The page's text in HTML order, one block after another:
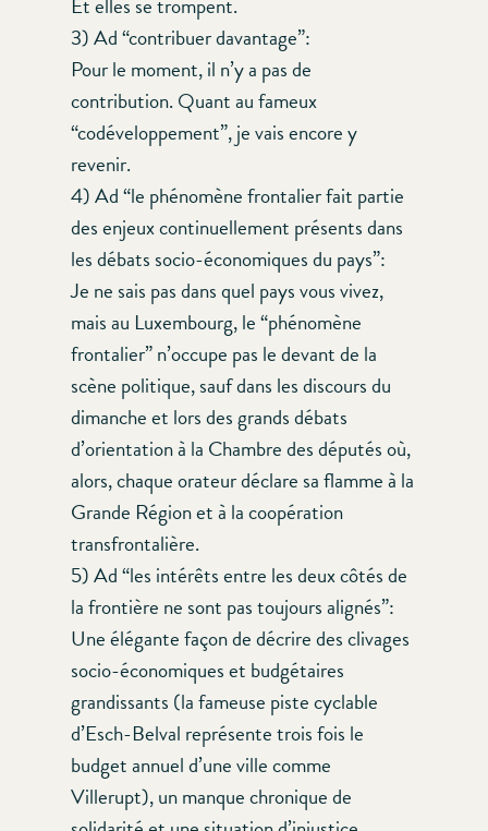
Et elles se trompent.
3) Ad “contribuer davantage”:
Pour le moment, il n’y a pas de
contribution. Quant au fameux
“codéveloppement”, je vais encore y
revenir.
4) Ad “le phénomène frontalier fait partie
des enjeux continuellement présents dans
les débats socio-économiques du pays”:
Je ne sais pas dans quel pays vous vivez,
mais au Luxembourg, le “phénomène
frontalier” n’occupe pas le devant de la
scène politique, sauf dans les discours du
dimanche et lors des grands débats
d’orientation à la Chambre des députés où,
alors, chaque orateur déclare sa flamme à la
Grande Région et à la coopération
transfrontalière.
5) Ad “les intérêts entre les deux côtés de
la frontière ne sont pas toujours alignés”:
Une élégante façon de décrire des clivages
socio-économiques et budgétaires
grandissants (la fameuse piste cyclable
d’Esch-Belval représente trois fois le
budget annuel d’une ville comme
Villerupt), un manque chronique de